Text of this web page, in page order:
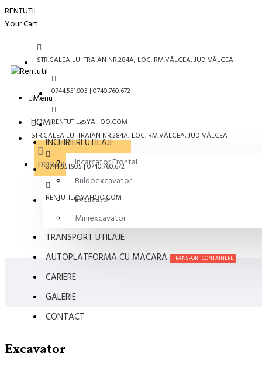
RENTUTIL
Your Cart
STR.CALEA LUI TRAIAN NR.284A, LOC. RM.VÂLCEA, JUD VÂLCEA
0744.551.905 | 0740.760.672
RENTUTIL@YAHOO.COM
DORESC SA FIU SUNAT
Menu
HOME
INCHIRIERI UTILAJE
Incarcator Frontal
Buldoexcavator
Excavator
Miniexcavator
TRANSPORT UTILAJE
AUTOPLATFORMA CU MACARA
TRANSPORT CONTAINERE
CARIERE
GALERIE
CONTACT
STR.CALEA LUI TRAIAN NR.284A, LOC. RM.VÂLCEA, JUD VÂLCEA
0744.551.905 | 0740.760.672
RENTUTIL@YAHOO.COM
Excavator